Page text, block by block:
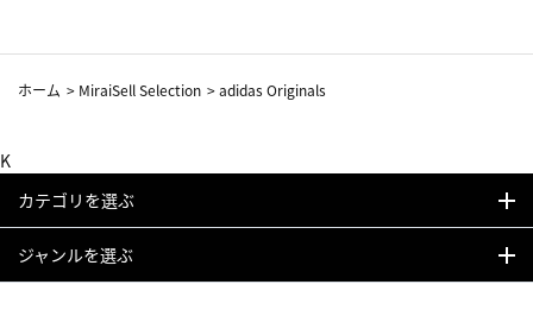
ホーム > MiraiSell Selection >adidas Originals
K
カテゴリを選ぶ
ジャンルを選ぶ